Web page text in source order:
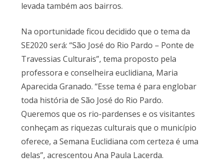
levada também aos bairros.
Na oportunidade ficou decidido que o tema da
SE2020 será: “São José do Rio Pardo – Ponte de
Travessias Culturais”, tema proposto pela
professora e conselheira euclidiana, Maria
Aparecida Granado. “Esse tema é para englobar
toda história de São José do Rio Pardo.
Queremos que os rio-pardenses e os visitantes
conheçam as riquezas culturais que o município
oferece, a Semana Euclidiana com certeza é uma
delas”, acrescentou Ana Paula Lacerda.